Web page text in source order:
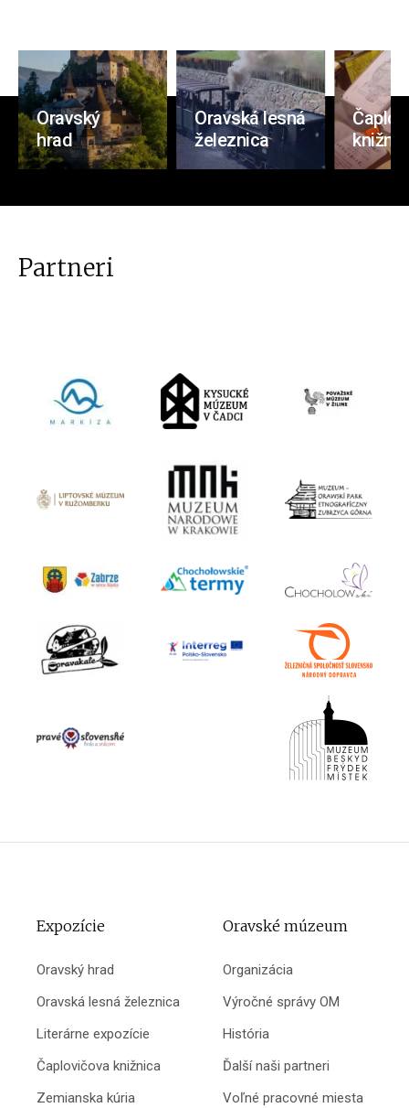
Oravský
hrad
Oravská lesná
železnica
Partneri
Expozície
Oravský hrad
Oravská lesná železnica
Literárne expozície
Čaplovičova knižnica
Zemianska kúria
Oravské múzeum
Organizácia
Výročné správy OM
História
Ďalší naši partneri
Voľné pracovné miesta